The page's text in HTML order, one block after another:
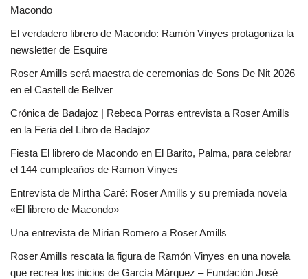
Macondo
El verdadero librero de Macondo: Ramón Vinyes protagoniza la
newsletter de Esquire
Roser Amills será maestra de ceremonias de Sons De Nit 2026
en el Castell de Bellver
Crónica de Badajoz | Rebeca Porras entrevista a Roser Amills
en la Feria del Libro de Badajoz
Fiesta El librero de Macondo en El Barito, Palma, para celebrar
el 144 cumpleaños de Ramon Vinyes
Entrevista de Mirtha Caré: Roser Amills y su premiada novela
«El librero de Macondo»
Una entrevista de Mirian Romero a Roser Amills
Roser Amills rescata la figura de Ramón Vinyes en una novela
que recrea los inicios de García Márquez – Fundación José